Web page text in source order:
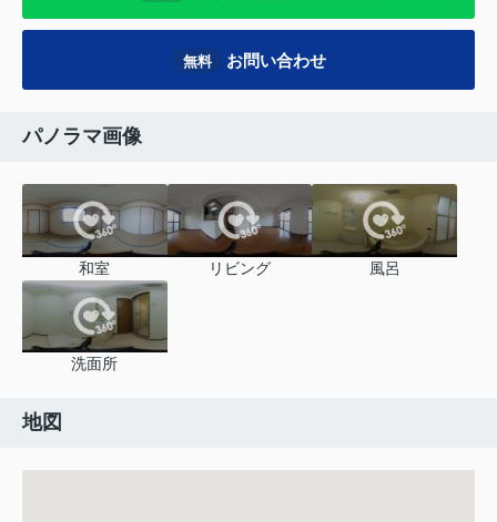
無料 お問い合わせ
パノラマ画像
和室 リビング 風呂
洗面所
地図